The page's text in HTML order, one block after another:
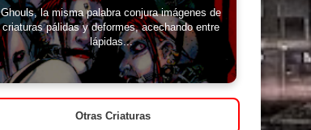
Ghouls, la misma palabra conjura imágenes de
criaturas pálidas y deformes, acechando entre
lápidas...
Otras Criaturas